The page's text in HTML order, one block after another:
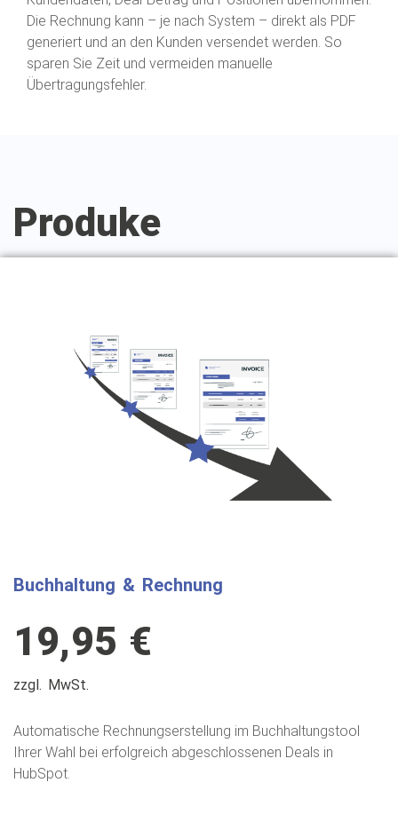
Die Rechnung kann – je nach System – direkt als PDF
generiert und an den Kunden versendet werden. So
sparen Sie Zeit und vermeiden manuelle
Übertragungsfehler.
Produke
Buchhaltung & Rechnung
19,95 €
zzgl. MwSt.
Automatische Rechnungserstellung im Buchhaltungstool
Ihrer Wahl bei erfolgreich abgeschlossenen Deals in
HubSpot.